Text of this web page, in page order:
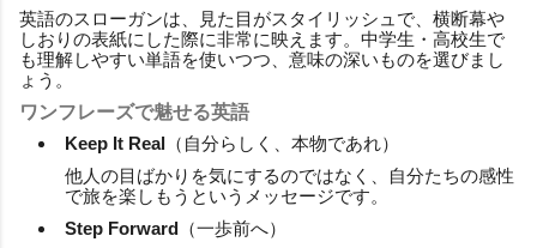
英語のスローガンは、見た目がスタイリッシュで、横断幕や
しおりの表紙にした際に非常に映えます。中学生・高校生で
も理解しやすい単語を使いつつ、意味の深いものを選びまし
ょう。
ワンフレーズで魅せる英語
Keep It Real （自分らしく、本物であれ）
他人の目ばかりを気にするのではなく、自分たちの感性
で旅を楽しもうというメッセージです。
Step Forward （一歩前へ）